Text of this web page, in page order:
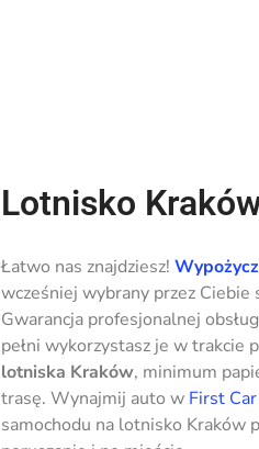
Lotnisko
Łatwo nas znajdziesz!
wcześniej wybrany przez
Gwarancja profesjonalnej
pełni wykorzystasz je w trakcie
lotniska Kraków, minimum
trasę. Wynajmij auto w First Car
samochodu na lotnisko Kraków